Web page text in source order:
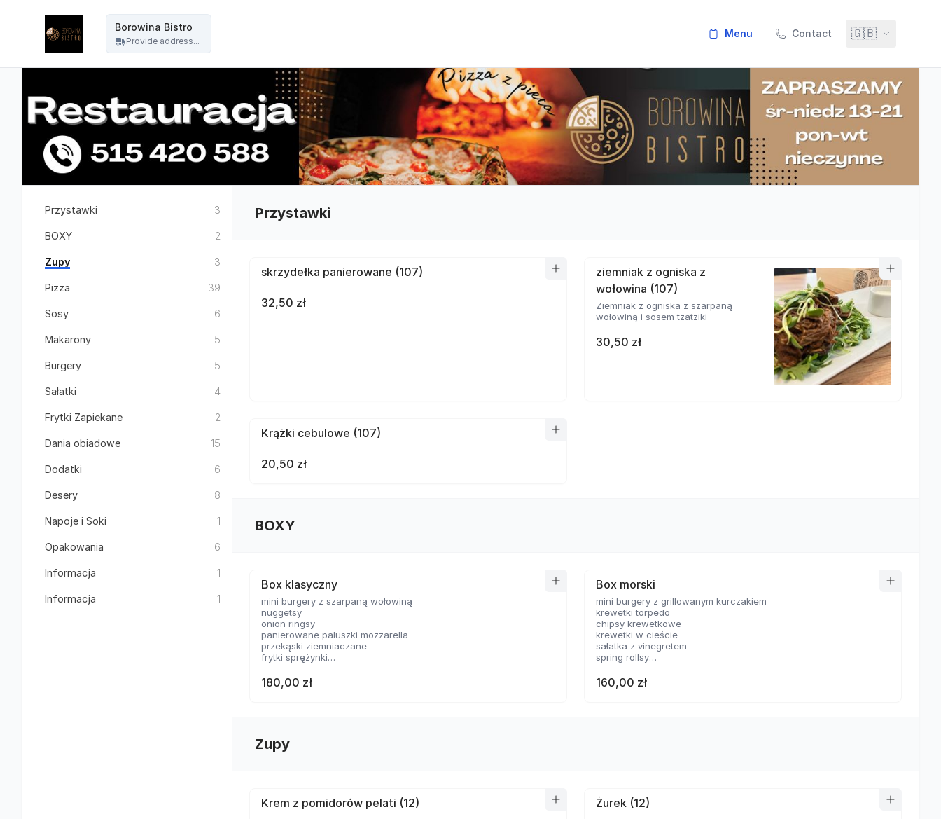
Borowina Bistro
Provide address...
menu Contact 🇬🇧
Przystawki 3
BOXY 2
Zupy 3
Pizza 39
Sosy 6
Makarony 5
Burgery 5
Sałatki 4
Frytki Zapiekane 2
Dania obiadowe 15
Dodatki 6
Desery 8
Napoje i Soki 1
Opakowania 6
Informacja 1
Informacja 1
Przystawki
skrzydełka panierowane (107)
32,50 zł
ziemniak z ogniska z
wołowina (107)
Ziemniak z ogniska z szarpaną
wołowiną i sosem tzatziki
30,50 zł
Krążki cebulowe (107)
20,50 zł
BOXY
Box klasyczny
mini burgery z szarpaną wołowiną
nuggetsy
onion ringsy
panierowane paluszki mozzarella
przekąski ziemniaczane
frytki sprężynki
skrzydełka panierowane
2 rodzaje sosów
180,00 zł
Box morski
mini burgery z grillowanym kurczakiem
krewetki torpedo
chipsy krewetkowe
krewetki w cieście
sałatka z vinegretem
spring rollsy
160,00 zł
Zupy
Krem z pomidorów pelati (12) Żurek (12)